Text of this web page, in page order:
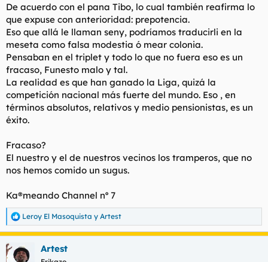
l
t
e
m
i
o
De acuerdo con el pana Tibo, lo cual también reafirma lo
que expuse con anterioridad: prepotencia.
Eso que allá le llaman seny, podríamos traducirli en la
meseta como falsa modestia ó mear colonia.
Pensaban en el triplet y todo lo que no fuera eso es un
fracaso, Funesto malo y tal.
La realidad es que han ganado la Liga, quizá la
competición nacional más fuerte del mundo. Eso , en
términos absolutos, relativos y medio pensionistas, es un
éxito.
Fracaso?
El nuestro y el de nuestros vecinos los tramperos, que no
nos hemos comido un sugus.
Ka®meando Channel nº 7
R
e
a
c
c
Leroy El Masoquista y Artest
Artest